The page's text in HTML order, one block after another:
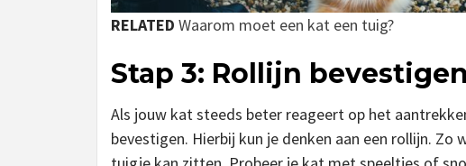
RELATED Waarom moet een kat een tuig?
Stap 3: Rollijn
Als jouw kat steeds beter reageert op het
bevestigen. Hierbij kun je denken aan een rollijn.